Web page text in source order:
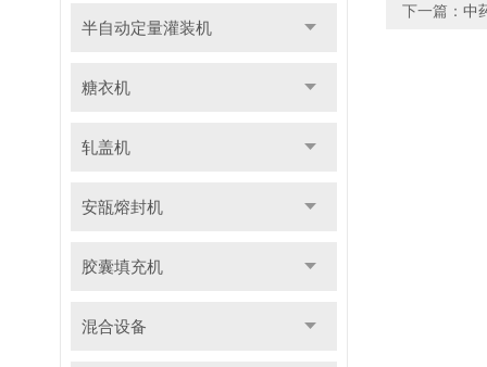
半自动定量灌装机
糖衣机
轧盖机
安瓿熔封机
胶囊填充机
混合设备
下一篇： 中